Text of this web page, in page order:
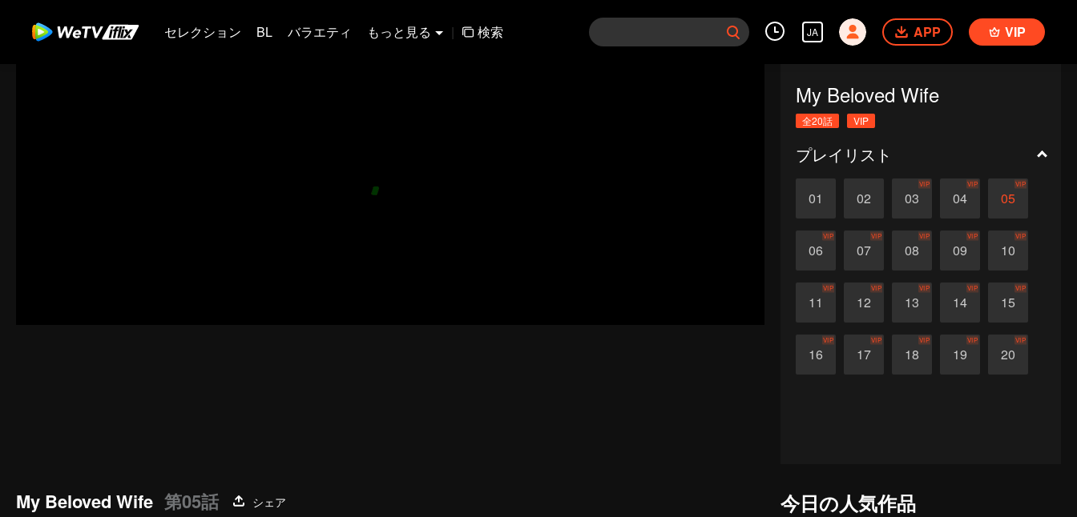
セレクション BL バラエティ もっと見る | 検索 JA APP VIP
My Beloved Wife
全20話 VIP
プレイリスト
01 02 03
VIP
04
VIP
05
VIP
06
VIP
07
VIP
08
VIP
09
VIP
10
VIP
11
VIP
12
VIP
13
VIP
14
VIP
15
VIP
16
VIP
17
VIP
18
VIP
19
VIP
20
VIP
My Beloved Wife 第05話
シェア
今日の人気作品